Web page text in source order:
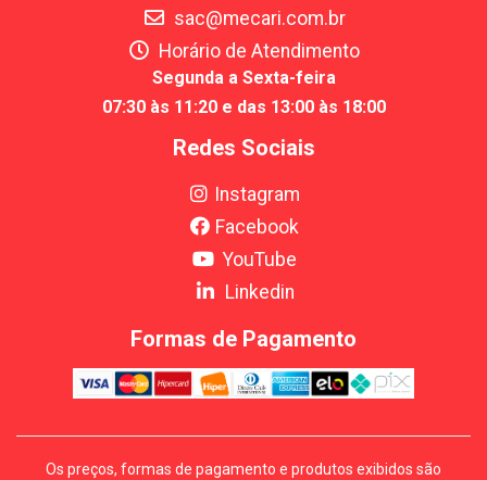
sac@mecari.com.br
Horário de Atendimento
Segunda a Sexta-feira
07:30 às 11:20 e das 13:00 às 18:00
Redes Sociais
Instagram
Facebook
YouTube
Linkedin
Formas de Pagamento
Os preços, formas de pagamento e produtos exibidos são